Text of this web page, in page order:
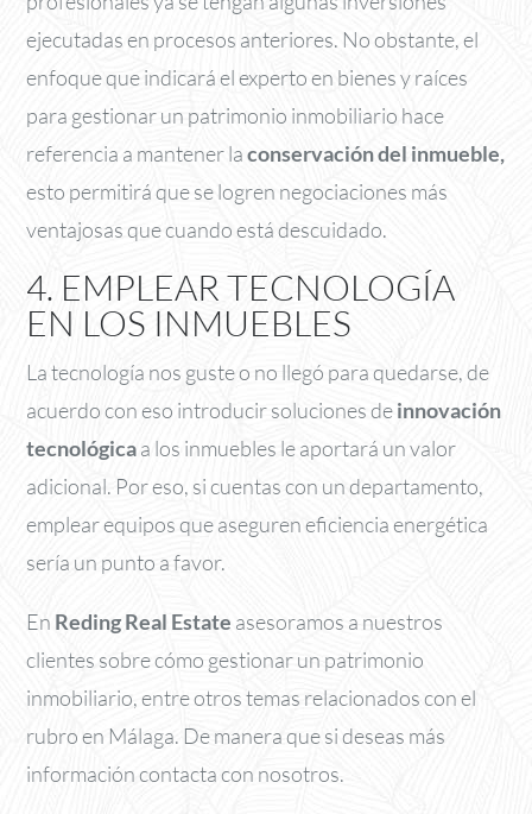
ejecutadas en procesos anteriores. No obstante, el
enfoque que indicará el experto en bienes y raíces
para gestionar un patrimonio inmobiliario hace
referencia a mantener laconservación del inmueble,
esto permitirá que se logren negociaciones más
ventajosas que cuando está descuidado.
4. EMPLEAR TECNOLOGÍA
EN LOS INMUEBLES
La tecnología nos guste o no llegó para quedarse, de
acuerdo con eso introducir soluciones deinnovación
tecnológicaa los inmuebles le aportará un valor
adicional. Por eso, si cuentas con un departamento,
emplear equipos que aseguren eficiencia energética
sería un punto a favor.
En Reding Real Estate asesoramos a nuestros
clientes sobre cómo gestionar un patrimonio
inmobiliario, entre otros temas relacionados con el
rubro en Málaga. De manera que si deseas más
información contacta con nosotros.